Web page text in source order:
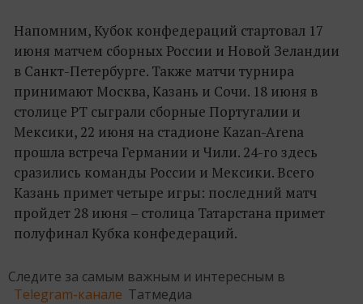
Напомним, Кубок конфедераций стартовал 17
июня матчем сборных России и Новой Зеландии
в Санкт-Петербурге. Также матчи турнира
принимают Москва, Казань и Сочи. 18 июня в
столице РТ сыграли сборные Португалии и
Мексики, 22 июня на стадионе Kazan-Arena
прошла встреча Германии и Чили. 24-го здесь
сразились команды России и Мексики. Всего
Казань примет четыре игры: последний матч
пройдет 28 июня – столица Татарстана примет
полуфинал Кубка конфедераций.
Следите за самым важным и интересным в
Telegram-канале Татмедиа